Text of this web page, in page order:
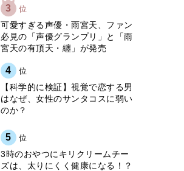
3 位
可愛すぎる声優・雨宮天、ファン
必見の「声優グランプリ」と「雨
宮天の有頂天・纏」が発売
4 位
【科学的に検証】視覚で恋する男
はなぜ、女性のサンタコスに弱い
のか？
5 位
3時のおやつにキリクリームチー
ズは、太りにくく健康になる！？